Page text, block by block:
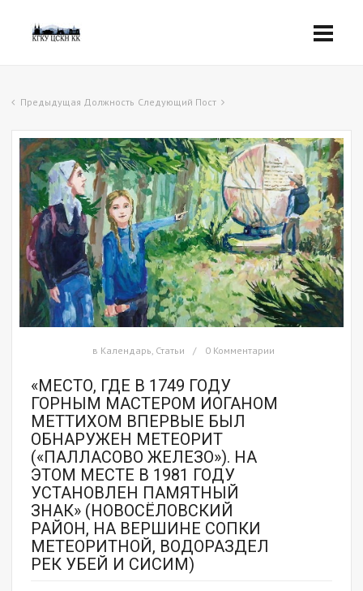
Предыдущая Должность Следующий Пост
в Календарь, Статьи 0 Комментарии
«МЕСТО, ГДЕ В 1749 ГОДУ
ГОРНЫМ МАСТЕРОМ ИОГАНОМ
МЕТТИХОМ ВПЕРВЫЕ БЫЛ
ОБНАРУЖЕН МЕТЕОРИТ
(«ПАЛЛАСОВО ЖЕЛЕЗО»). НА
ЭТОМ МЕСТЕ В 1981 ГОДУ
УСТАНОВЛЕН ПАМЯТНЫЙ
ЗНАК» (НОВОСЁЛОВСКИЙ
РАЙОН, НА ВЕРШИНЕ СОПКИ
МЕТЕОРИТНОЙ, ВОДОРАЗДЕЛ
РЕК УБЕЙ И СИСИМ)